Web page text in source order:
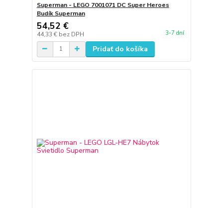
Superman - LEGO 7001071 DC Super Heroes
Budík Superman
54,52 €
44,33 € bez DPH 3-7 dní
Pridať do košíka